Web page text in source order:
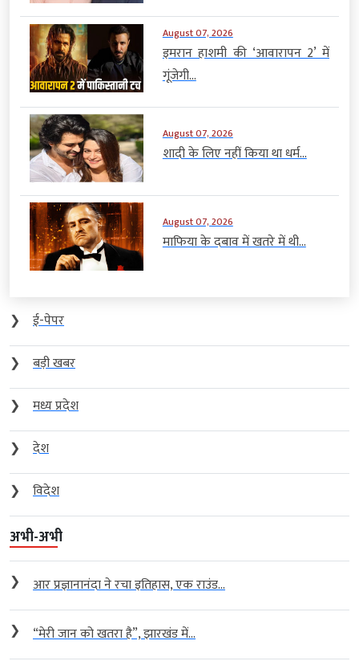
August 07, 2026
इमरान हाशमी की ‘आवारापन 2’ में
गूंजेगी...
August 07, 2026
शादी के लिए नहीं किया था धर्म...
August 07, 2026
माफिया के दबाव में खतरे में थी...
❯
ई-पेपर
❯
बड़ी खबर
❯
मध्य प्रदेश
❯
देश
❯
विदेश
अभी-अभी
❯ आर प्रज्ञानानंदा ने रचा इतिहास, एक राउंड...
❯ “मेरी जान को खतरा है”, झारखंड में...